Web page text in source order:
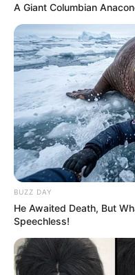
A Giant Columbian
BUZZ DAY
He Awaited Death, But
Speechless!